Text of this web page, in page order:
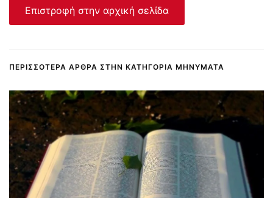
Επιστροφή στην αρχική σελίδα
ΠΕΡΙΣΣΌΤΕΡΑ ΆΡΘΡΑ ΣΤΗΝ ΚΑΤΗΓΟΡΊΑ ΜΗΝΎΜΑΤΑ